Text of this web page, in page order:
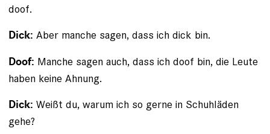
doof.
Dick: Aber manche sagen, dass ich dick bin.
Doof: Manche sagen auch, dass ich doof bin, die Leute
haben keine Ahnung.
Dick: Weißt du, warum ich so gerne in Schuhläden
gehe?